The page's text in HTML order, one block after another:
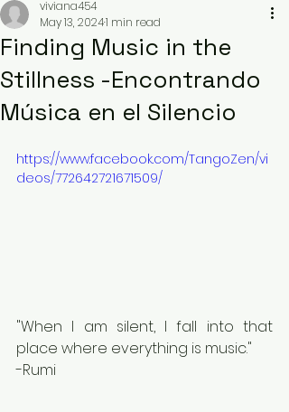
Finding Music in the
Stillness -Encontrando
Música en el Silencio
viviana454
May 13, 20241 min read
https://www.facebook.com/TangoZen/vi
deos/772642721671509/
"When I am silent, I fall into that
place where everything is music."
-Rumi